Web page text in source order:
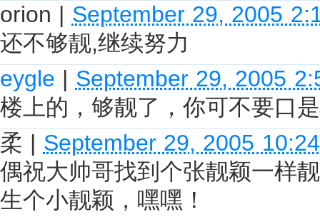
orion | September 29, 2005
还不够靓,继续努力
eygle | September 29, 2005
楼上的，够靓了，你可不要口
柔 | September 29, 2005
偶祝大帅哥找到个张靓颖一样
生个小靓颖，嘿嘿！